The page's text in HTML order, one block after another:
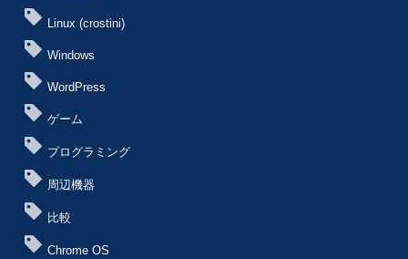
Linux (crostini)
Windows
WordPress
ゲーム
プログラミング
周辺機器
比較
Chrome OS